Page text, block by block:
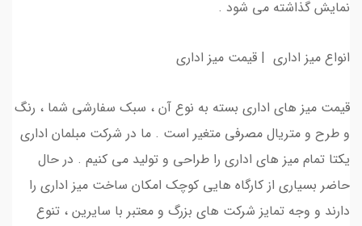
نمایش گذاشته می شود .
انواع میز اداری | قیمت میز اداری
قیمت میز های اداری بسته به نوع آن ، سبک سفارشی شما ، رنگ
و طرح و متریال مصرفی متغیر است . ما در شرکت مبلمان اداری
یکتا تمام میز های اداری را طراحی و تولید می کنیم . در حال
حاضر بسیاری از کارگاه هایی کوچک امکان ساخت میز اداری را
دارند و وجه تمایز شرکت های بزرگ و معتبر با سایرین ، تنوع